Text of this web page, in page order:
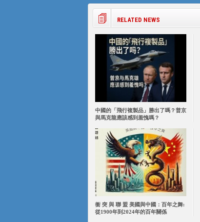
RELATED NEWS
中國的「飛行複製品」勝出了嗎？普京
與馬克龍應該感到羞愧嗎？
衝 突 與 聯 盟 美國與中國：百年之舞:
從1900年到2024年的百年關係